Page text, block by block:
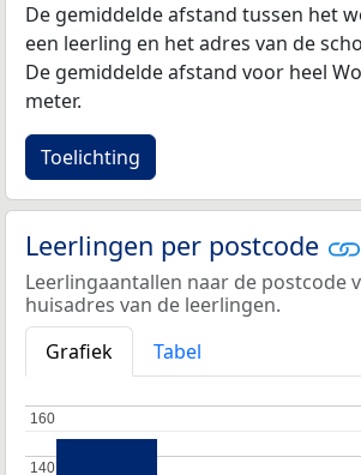
De gemiddelde afstand tussen het
een leerling en het adres van de
De gemiddelde afstand voor heel
meter.
Toelichting
Leerlingen per postcode
Leerlingaantallen naar de postcode
huisadres van de leerlingen.
Grafiek
Tabel
140
140
160
160